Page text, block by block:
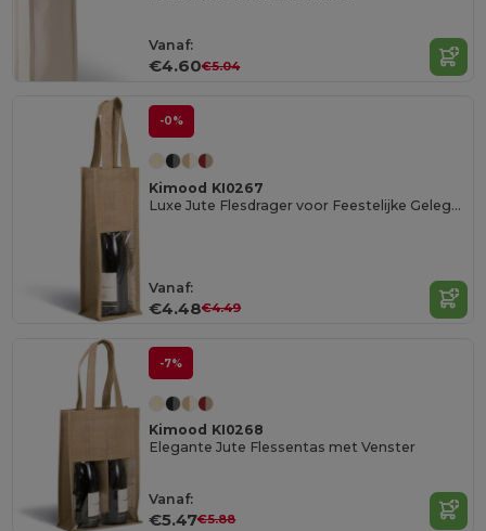
Vanaf:
€4.60€5.04
-0%
Kimood KI0267
Luxe Jute Flesdrager voor Feestelijke Gelegenheden
Vanaf:
€4.48€4.49
-7%
Kimood KI0268
Elegante Jute Flessentas met Venster
Vanaf:
€5.47€5.88